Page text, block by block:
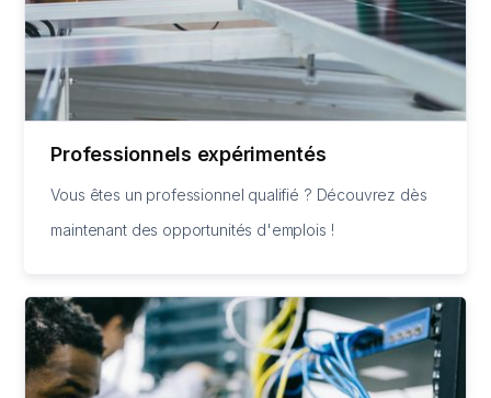
Professionnels expérimentés
Vous êtes un professionnel qualifié ? Découvrez dès
maintenant des opportunités d'emplois !